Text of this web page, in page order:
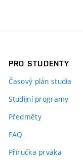
PRO STUDENTY
Časový plán studia
Studijní programy
Předměty
FAQ
Příručka prváka(externí